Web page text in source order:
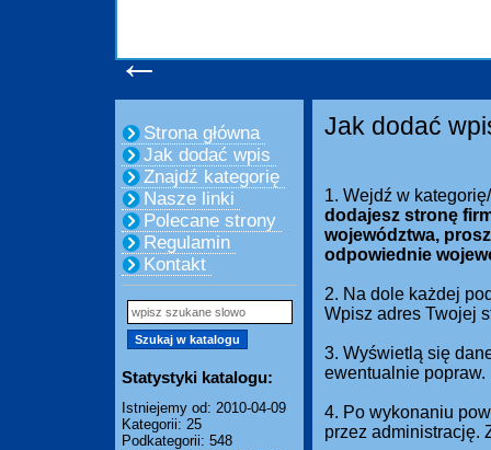
←
Strona główna
Jak dodać wpis
Znajdź kategorię
Nasze linki
Polecane strony
Regulamin
Kontakt
Statystyki katalogu:
Istniejemy od: 2010-04-09
Kategorii: 25
Podkategorii: 548
Jak dodać
1. Wejdź w
dodajesz stronę
województwa,
odpowiednie
2. Na dole każdej
Wpisz adres Twojej
3. Wyświetlą się
ewentualnie popraw.
4. Po wykonaniu
przez administrację.